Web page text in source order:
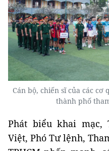
Cán bộ, chiến sĩ của các
thành phố
Phát biểu khai mạc,
Việt, Phó Tư lệnh,